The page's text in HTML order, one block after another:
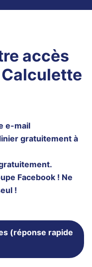
accès
e-mail
gratuitement à
Facebook ! Ne
!
(réponse rapide